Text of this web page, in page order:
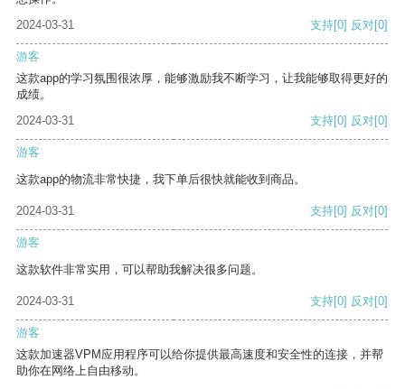
2024-03-31
支持[0] 反对[0]
游客
这款app的学习氛围很浓厚，能够激励我不断学习，让我能够取得更好的
成绩。
2024-03-31
支持[0] 反对[0]
游客
这款app的物流非常快捷，我下单后很快就能收到商品。
2024-03-31 支持[0] 反对[0]
游客
这款软件非常实用，可以帮助我解决很多问题。
2024-03-31 支持[0] 反对[0]
游客
这款加速器VPM应用程序可以给你提供最高速度和安全性的连接，并帮
助你在网络上自由移动。